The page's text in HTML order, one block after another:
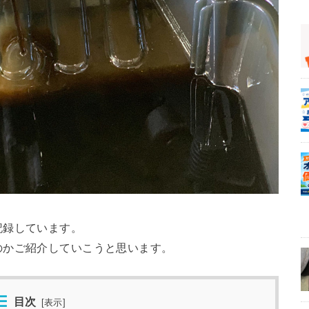
しています。
ご紹介していこうと思います。
目次 [表示